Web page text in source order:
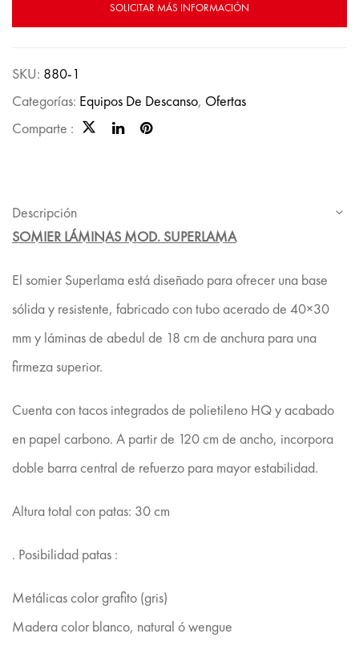
SOLICITAR MÁS INFORMACIÓN
SKU: 880-1
Categorías: Equipos De Descanso, Ofertas
Comparte :
Descripción
SOMIER LÁMINAS MOD. SUPERLAMA
El somier Superlama está diseñado para ofrecer una base
sólida y resistente, fabricado con tubo acerado de 40×30
mm y láminas de abedul de 18 cm de anchura para una
firmeza superior.
Cuenta con tacos integrados de polietileno HQ y acabado
en papel carbono. A partir de 120 cm de ancho, incorpora
doble barra central de refuerzo para mayor estabilidad.
Altura total con patas: 30 cm
. Posibilidad patas :
Metálicas color grafito (gris)
Madera color blanco, natural ó wengue